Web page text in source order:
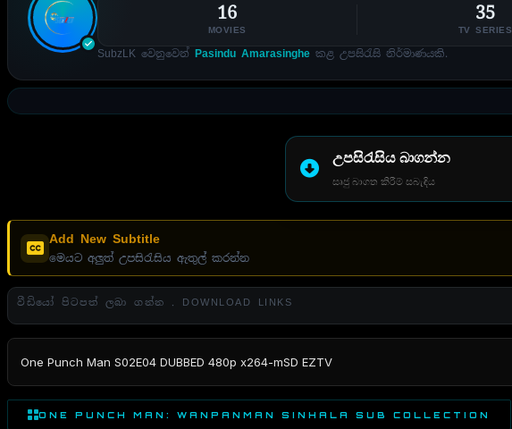
16
MOVIES
35
TV SERIES
SubzLK වෙනුවෙන් Pasindu Amarasinghe කළ උපසිරැසි නිර්මාණයකි.
උපසිරැසිය බාගන්න
සෘජු බාගත කිරීම් සබැඳිය
Add New Subtitle
මෙයට අලුත් උපසිරැසිය ඇතුල් කරන්න
වීඩියෝ පිටපත් ලබා ගන්න . DOWNLOAD LINKS
One Punch Man S02E04 DUBBED 480p x264-mSD EZTV
ONE PUNCH MAN: WANPANMAN SINHALA SUB COLLECTION